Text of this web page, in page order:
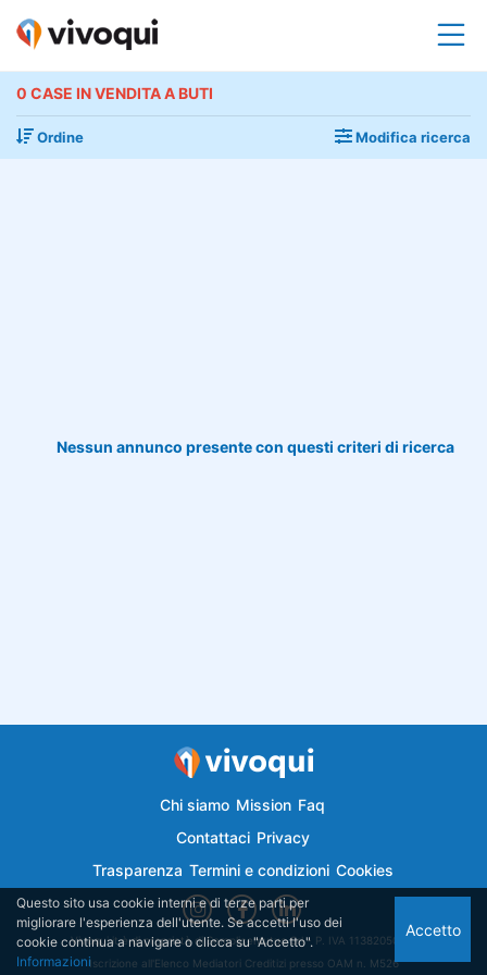
0 CASE IN VENDITA A BUTI
Ordine Modifica ricerca
Nessun annunco presente con questi criteri di ricerca
Chi siamo Mission Faq
Contattaci Privacy
Trasparenza Termini e condizioni Cookies
Vivoqui.it è di proprietà di Semplicemutuo Srl - P. IVA 11382050018
Iscrizione all'Elenco Mediatori Creditizi presso OAM n. M526
Questo sito usa cookie interni e di terze parti per
migliorare l'esperienza dell'utente. Se accetti l'uso dei
cookie continua a navigare o clicca su "Accetto".
Informazioni
Accetto